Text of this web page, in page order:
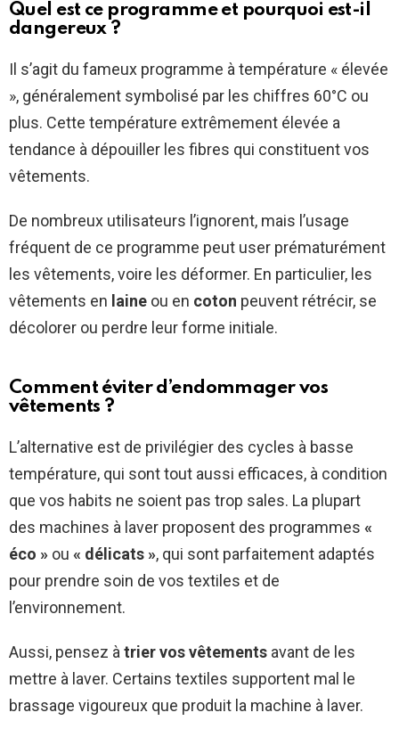
Quel est ce programme et pourquoi est-il
dangereux ?
Il s’agit du fameux programme à température « élevée
», généralement symbolisé par les chiffres 60°C ou
plus. Cette température extrêmement élevée a
tendance à dépouiller les fibres qui constituent vos
vêtements.
De nombreux utilisateurs l’ignorent, mais l’usage
fréquent de ce programme peut user prématurément
les vêtements, voire les déformer. En particulier, les
vêtements en laine ou en coton peuvent rétrécir, se
décolorer ou perdre leur forme initiale.
Comment éviter d’endommager vos
vêtements ?
L’alternative est de privilégier des cycles à basse
température, qui sont tout aussi efficaces, à condition
que vos habits ne soient pas trop sales. La plupart
des machines à laver proposent des programmes «
éco » ou « délicats », qui sont parfaitement adaptés
pour prendre soin de vos textiles et de
l’environnement.
Aussi, pensez àtrier vos vêtements avant de les
mettre à laver. Certains textiles supportent mal le
brassage vigoureux que produit la machine à laver.